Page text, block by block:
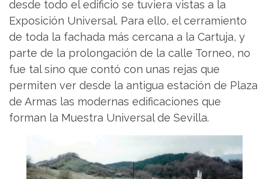
desde todo el edificio se tuviera vistas a la
Exposición Universal. Para ello, el cerramiento
de toda la fachada más cercana a la Cartuja, y
parte de la prolongación de la calle Torneo, no
fue tal sino que contó con unas rejas que
permiten ver desde la antigua estación de Plaza
de Armas las modernas edificaciones que
forman la Muestra Universal de Sevilla.